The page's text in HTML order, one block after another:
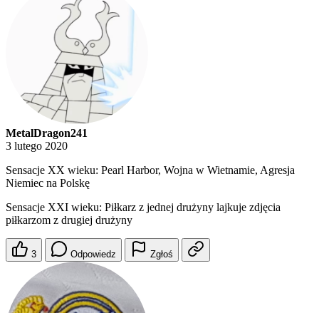
MetalDragon241
3 lutego 2020
Sensacje XX wieku: Pearl Harbor, Wojna w Wietnamie, Agresja
Niemiec na Polskę
Sensacje XXI wieku: Piłkarz z jednej drużyny lajkuje zdjęcia
piłkarzom z drugiej drużyny
3 Odpowiedz Zgłoś